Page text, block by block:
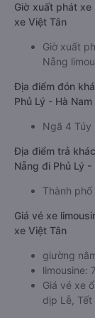
Giờ xuất phát xe
xe Việt Tân
Giờ xuất
Nẵng
Địa điểm đón
Phủ Lý - Hà
Ngã 4 Túy
Địa điểm trả
Nẵng đi Phủ Lý -
Thành phố
Giá vé xe
xe Việt Tân
giường
limousine:
Giá vé xe
dịp Lễ, Tết